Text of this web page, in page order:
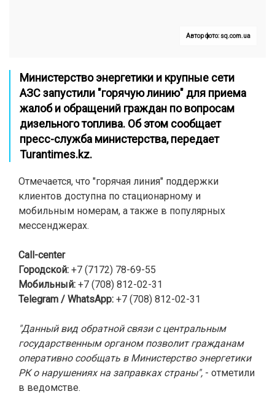
Автор фото: sq.com.ua
Министерство энергетики и крупные сети
АЗС запустили "горячую линию" для приема
жалоб и обращений граждан по вопросам
дизельного топлива. Об этом сообщает
пресс-служба министерства, передает
Turantimes.kz.
Отмечается, что "горячая линия" поддержки
клиентов доступна по стационарному и
мобильным номерам, а также в популярных
мессенджерах.
Call-center
Городской: +7 (7172) 78-69-55
Мобильный: +7 (708) 812-02-31
Telegram / WhatsApp: +7 (708) 812-02-31
"Данный вид обратной связи с центральным
государственным органом позволит гражданам
оперативно сообщать в Министерство энергетики
РК о нарушениях на заправках страны", - отметили
в ведомстве.